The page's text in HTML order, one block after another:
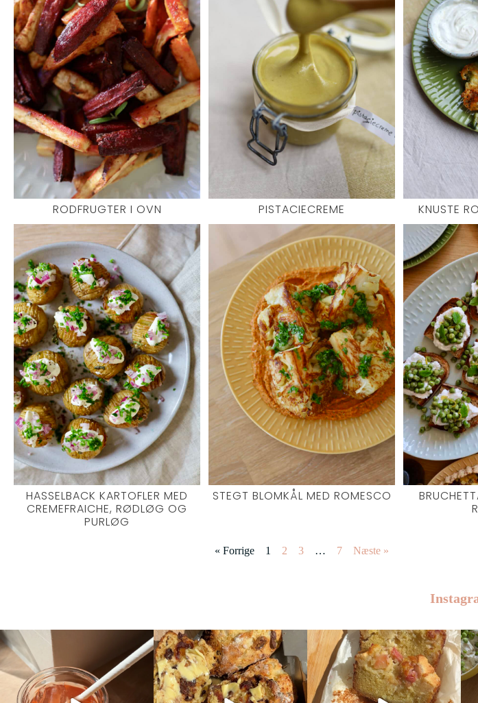
RODFRUGTER I OVN PISTACIECREME KNUSTE
HASSELBACK KARTOFLER MED
CREMEFRAICHE, RØDLØG OG
PURLØG
STEGT BLOMKÅL MED ROMESCO
« Forrige 1 2 3 … 7 Næste »